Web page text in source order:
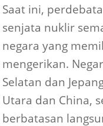
Saat ini,
senjata nuklir
negara yang
mengerikan.
Selatan dan
Utara dan China,
berbatasan